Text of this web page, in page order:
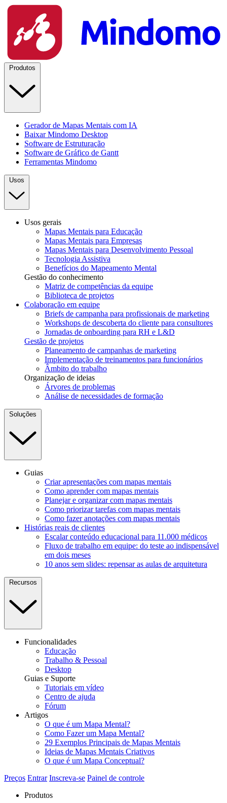
Produtos
Gerador de Mapas Mentais com IA
Baixar Mindomo Desktop
Software de Estruturação
Software de Gráfico de Gantt
Ferramentas Mindomo
Usos
Usos gerais
Mapas Mentais para Educação
Mapas Mentais para Empresas
Mapas Mentais para Desenvolvimento Pessoal
Tecnologia Assistiva
Benefícios do Mapeamento Mental
Gestão do conhecimento
Matriz de competências da equipe
Biblioteca de projetos
Colaboração em equipe
Briefs de campanha para profissionais de marketing
Workshops de descoberta do cliente para consultores
Jornadas de onboarding para RH e L&D
Gestão de projetos
Planeamento de campanhas de marketing
Implementação de treinamentos para funcionários
Âmbito do trabalho
Organização de ideias
Árvores de problemas
Análise de necessidades de formação
Soluções
Guias
Criar apresentações com mapas mentais
Como aprender com mapas mentais
Planejar e organizar com mapas mentais
Como priorizar tarefas com mapas mentais
Como fazer anotações com mapas mentais
Histórias reais de clientes
Escalar conteúdo educacional para 11.000 médicos
Fluxo de trabalho em equipe: do teste ao indispensável
em dois meses
10 anos sem slides: repensar as aulas de arquitetura
Recursos
Funcionalidades
Educação
Trabalho & Pessoal
Desktop
Guias e Suporte
Tutoriais em vídeo
Centro de ajuda
Fórum
Artigos
O que é um Mapa Mental?
Como Fazer um Mapa Mental?
29 Exemplos Principais de Mapas Mentais
Ideias de Mapas Mentais Criativos
O que é um Mapa Conceptual?
Preços Entrar Inscreva-se Painel de controle
Produtos